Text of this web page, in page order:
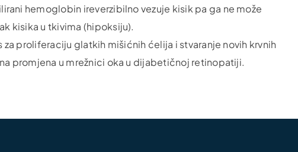
hemoglobin ireverzibilno vezuje kisik pa ga ne može
kisika u tkivima (hipoksiju).
proliferaciju glatkih mišićnih ćelija i stvaranje novih krvnih
promjena u mrežnici oka u dijabetičnoj retinopatiji.